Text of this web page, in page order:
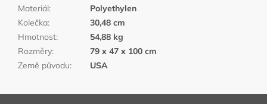
Materiál:
Polyethylen
Kolečka:
30,48 cm
Hmotnost:
54,88 kg
Rozměry:
79 x 47 x 100 cm
Země původu: USA